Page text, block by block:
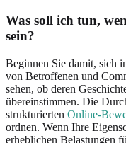
Was soll ich tun,
sein?
Beginnen Sie damit, sich
von Betroffenen und
sehen, ob deren
übereinstimmen. Die
strukturierten Online-
ordnen. Wenn Ihre
erheblichen Belastungen